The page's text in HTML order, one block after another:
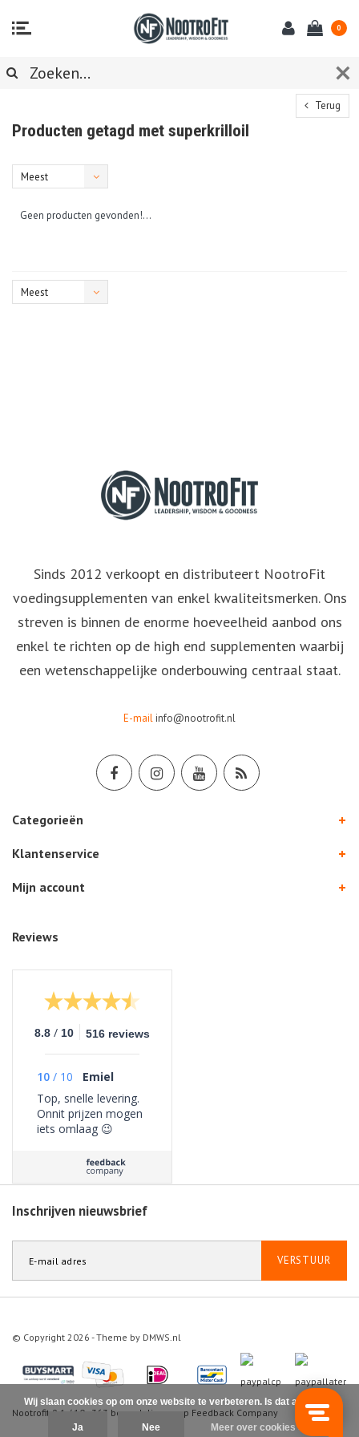
0
Terug
Producten getagd met superkrilloil
Meest
Geen producten gevonden!...
Meest
Sinds 2012 verkoopt en distributeert NootroFit
voedingsupplementen van enkel kwaliteitsmerken. Ons
streven is binnen de enorme hoeveelheid aanbod ons
enkel te richten op de high end supplementen waarbij
een wetenschappelijke onderbouwing centraal staat.
E-mailinfo@nootrofit.nl
Categorieën
Klantenservice
Mijn account
Reviews
8.8 / 10 516 reviews
10 / 10
Emiel
Top, snelle levering.
Onnit prijzen mogen
iets omlaag 😉
Inschrijven nieuwsbrief
VERSTUUR
© Copyright 2026 - Theme by DMWS.nl
Nootrofit 9.1 / 10 363 beoordelingen op Feedback Company
Wij slaan cookies op om onze website te verbeteren. Is dat akkoord?
Ja Nee Meer over cookies »